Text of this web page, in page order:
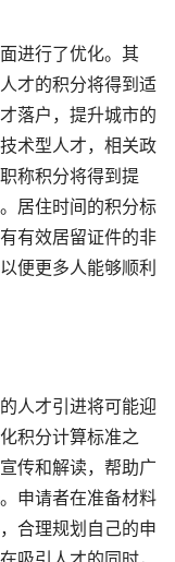
进行了优化。其
才的积分将得到适
落户，提升城市的
术型人才，相关政
称积分将得到提
居住时间的积分标
有效居留证件的非
便更多人能够顺利
人才引进将可能迎
积分计算标准之
传和解读，帮助广
申请者在准备材料
合理规划自己的申